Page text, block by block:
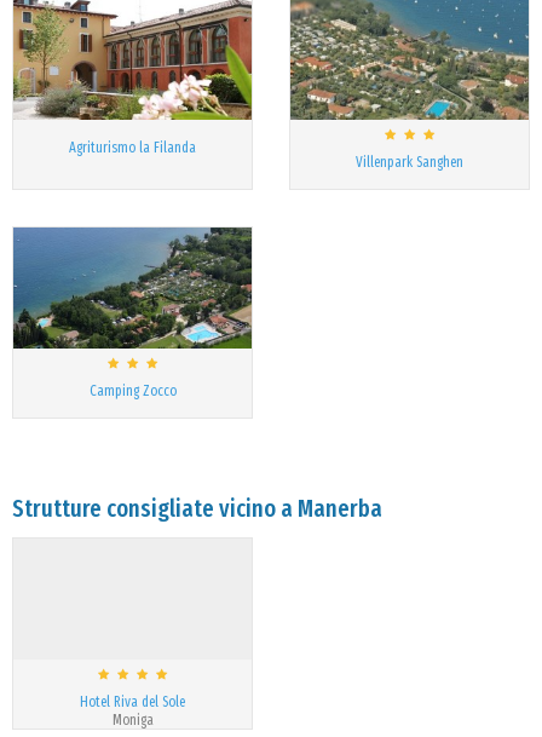
Agriturismo la Filanda
Villenpark Sanghen
Camping Zocco
Strutture consigliate vicino a Manerba
Hotel Riva del Sole
Moniga